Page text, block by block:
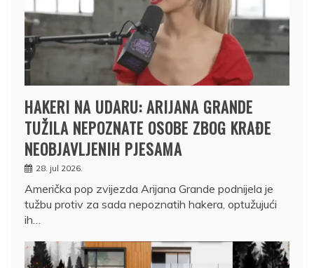
HAKERI NA UDARU: ARIJANA GRANDE
TUŽILA NEPOZNATE OSOBE ZBOG KRAĐE
NEOBJAVLJENIH PJESAMA
28. jul 2026.
Američka pop zvijezda Arijana Grande podnijela je
tužbu protiv za sada nepoznatih hakera, optužujući
ih…